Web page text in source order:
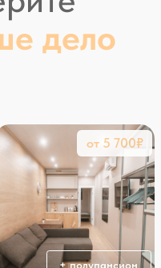
Куби люкс
ПОДРОБНЕЕ
от 4 400₽